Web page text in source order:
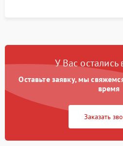
У Вас
Оставьте заявку, мы
время
Заказать